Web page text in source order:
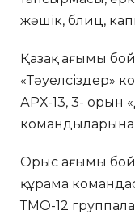
жәшік, блиц,
Қазақ ағымы
«Тәуелсіздер»
АРХ-13, 3- орын
Орыс ағымы
құрама
ТМО-12